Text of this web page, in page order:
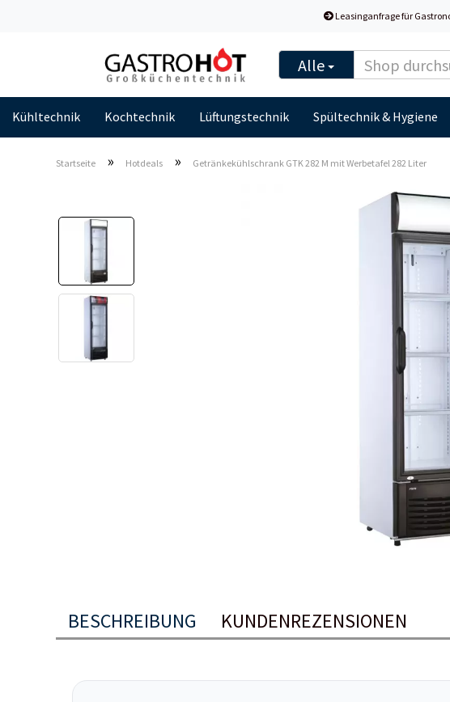
Leasinganfrage für
Alle
Kühltechnik Kochtechnik Lüftungstechnik Spültechnik & Hygiene
Startseite » Hotdeals » Getränkekühlschrank GTK 282 M mit Werbetafel 282 Liter
BESCHREIBUNG KUNDENREZENSIONEN